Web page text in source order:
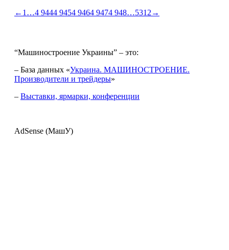
← 1 …4 9444 9454 9464 9474 948…5312 →
“Машиностроение Украины” – это:
– База данных «Украина. МАШИНОСТРОЕНИЕ.
Производители и трейдеры»
– Выставки, ярмарки, конференции
AdSense (МашУ)